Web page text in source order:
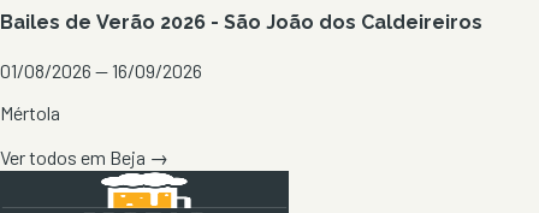
Bailes de Verão 2026 - São João dos Caldeireiros
01/08/2026 — 16/09/2026
Mértola
Ver todos em Beja →